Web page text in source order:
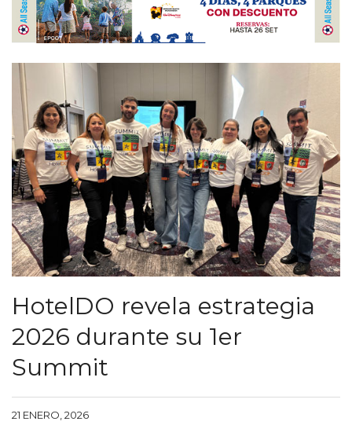
HotelDO revela estrategia
2026 durante su 1er
Summit
21 ENERO, 2026